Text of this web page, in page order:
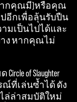
หากคุณมี)หรือคุณ
อีกเพื่อลุ้นรับปืน
มเป็นไปได้และ
ง หากคุณไม่
of Slaughter
ที่เล่นซ้ำได้ ดัง
ล่ล่าสมบัติใหม่